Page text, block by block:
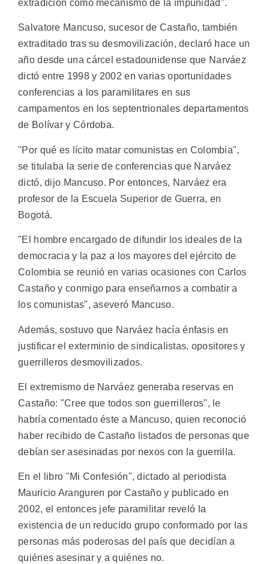
extradición como mecanismo de la impunidad".
Salvatore Mancuso, sucesor de Castaño, también
extraditado tras su desmovilización, declaró hace un
año desde una cárcel estadounidense que Narváez
dictó entre 1998 y 2002 en varias oportunidades
conferencias a los paramilitares en sus
campamentos en los septentrionales departamentos
de Bolívar y Córdoba.
"Por qué es lícito matar comunistas en Colombia",
se titulaba la serie de conferencias que Narváez
dictó, dijo Mancuso. Por entonces, Narváez era
profesor de la Escuela Superior de Guerra, en
Bogotá.
"El hombre encargado de difundir los ideales de la
democracia y la paz a los mayores del ejército de
Colombia se reunió en varias ocasiones con Carlos
Castaño y conmigo para enseñarnos a combatir a
los comunistas", aseveró Mancuso.
Además, sostuvo que Narváez hacía énfasis en
justificar el exterminio de sindicalistas, opositores y
guerrilleros desmovilizados.
El extremismo de Narváez generaba reservas en
Castaño: "Cree que todos son guerrilleros", le
habría comentado éste a Mancuso, quien reconoció
haber recibido de Castaño listados de personas que
debían ser asesinadas por nexos con la guerrilla.
En el libro "Mi Confesión", dictado al periodista
Mauricio Aranguren por Castaño y publicado en
2002, el entonces jefe paramilitar reveló la
existencia de un reducido grupo conformado por las
personas más poderosas del país que decidían a
quiénes asesinar y a quiénes no.